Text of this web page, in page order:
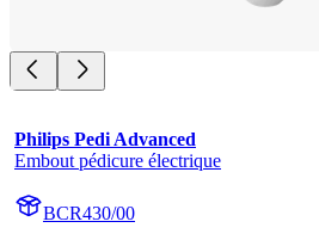
Philips Pedi Advanced
Embout pédicure électrique
BCR430/00